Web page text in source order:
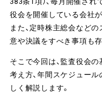
役会を開催している会社
また、定時株主総会など
意や決議をすべき事項も存
そこで今回は、監査役会
考え方、年間スケジュー
しく解説します。